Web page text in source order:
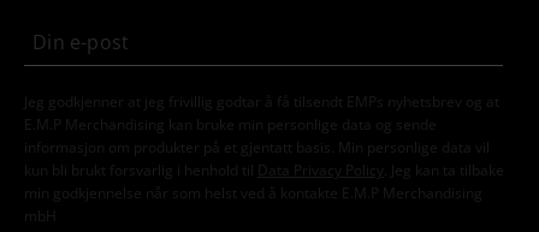
Jeg godkjenner at jeg frivillig godtar å få tilsendt EMPs nyhetsbrev og at
E.M.P Merchandising kan bruke min personlige data og sende
informasjon om produkter på et gjentatt basis. Min personlige data vil
kun bli brukt forsvarlig i henhold til
Data Privacy Policy
. Jeg kan ta tilbake
min godkjennelse når som helst ved å kontakte E.M.P Merchandising
mbH